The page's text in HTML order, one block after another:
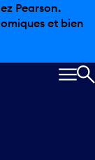
Pearson.
et bien